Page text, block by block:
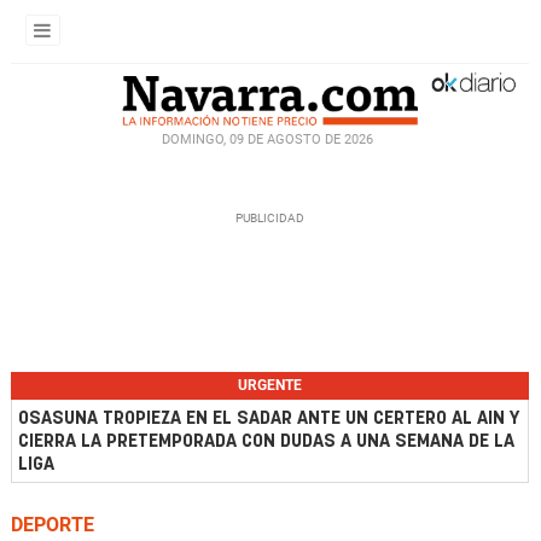
DOMINGO, 09 DE AGOSTO DE 2026
URGENTE
OSASUNA TROPIEZA EN EL SADAR ANTE UN CERTERO AL AIN Y
CIERRA LA PRETEMPORADA CON DUDAS A UNA SEMANA DE LA
LIGA
DEPORTE